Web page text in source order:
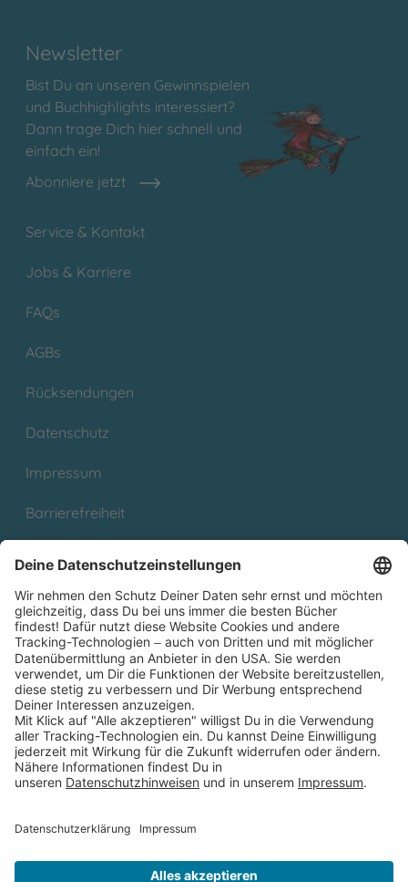
Newsletter
Bist Du an unseren Gewinnspielen
und Buchhighlights interessiert?
Dann trage Dich hier schnell und
einfach ein!
Abonniere jetzt
Service & Kontakt
Jobs & Karriere
FAQs
AGBs
Rücksendungen
Datenschutz
Impressum
Barrierefreiheit
Partnerprogramm (Affiliate)
Folge uns auf
* Versandkostenfrei ab 9,00 € Bestellwert innerhalb
Deutschlands
** Lieferzeit 1-3 Werktage innerhalb Deutschlands
Thienemann-Esslinger Verlag GmbH, Blumenstraße 36, D-70182